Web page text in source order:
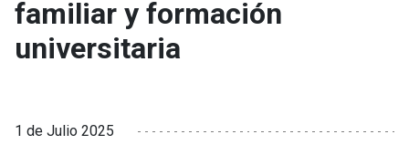
familiar y formación
universitaria
1 de Julio 2025